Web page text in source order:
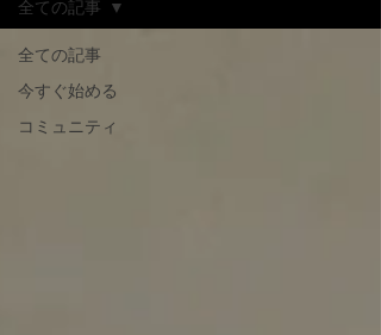
全ての記事
今すぐ始める
コミュニティ
全ての記事